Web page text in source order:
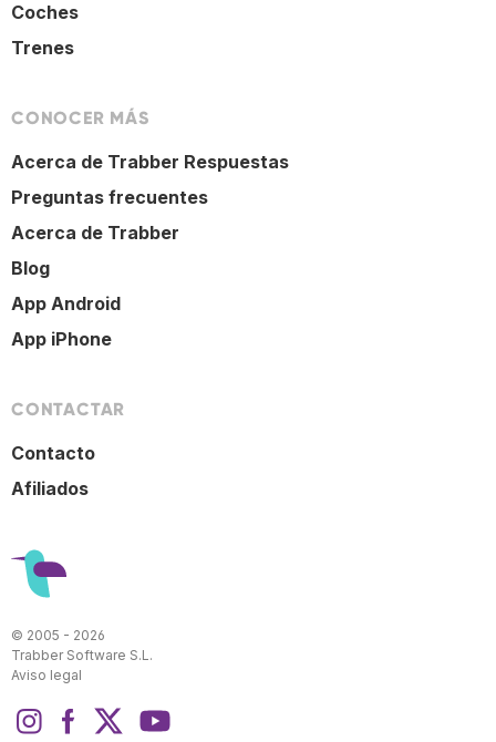
Coches
Trenes
CONOCER MÁS
Acerca de Trabber Respuestas
Preguntas frecuentes
Acerca de Trabber
Blog
App Android
App iPhone
CONTACTAR
Contacto
Afiliados
© 2005 - 2026
Trabber Software S.L.
Aviso legal